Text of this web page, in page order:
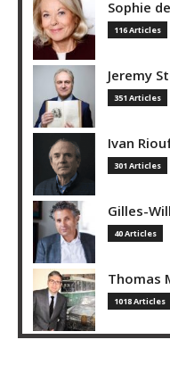
Sophie
116 Articles
Jeremy
351 Articles
Ivan
301 Articles
Gilles-
40 Articles
Thomas
1018 Articles